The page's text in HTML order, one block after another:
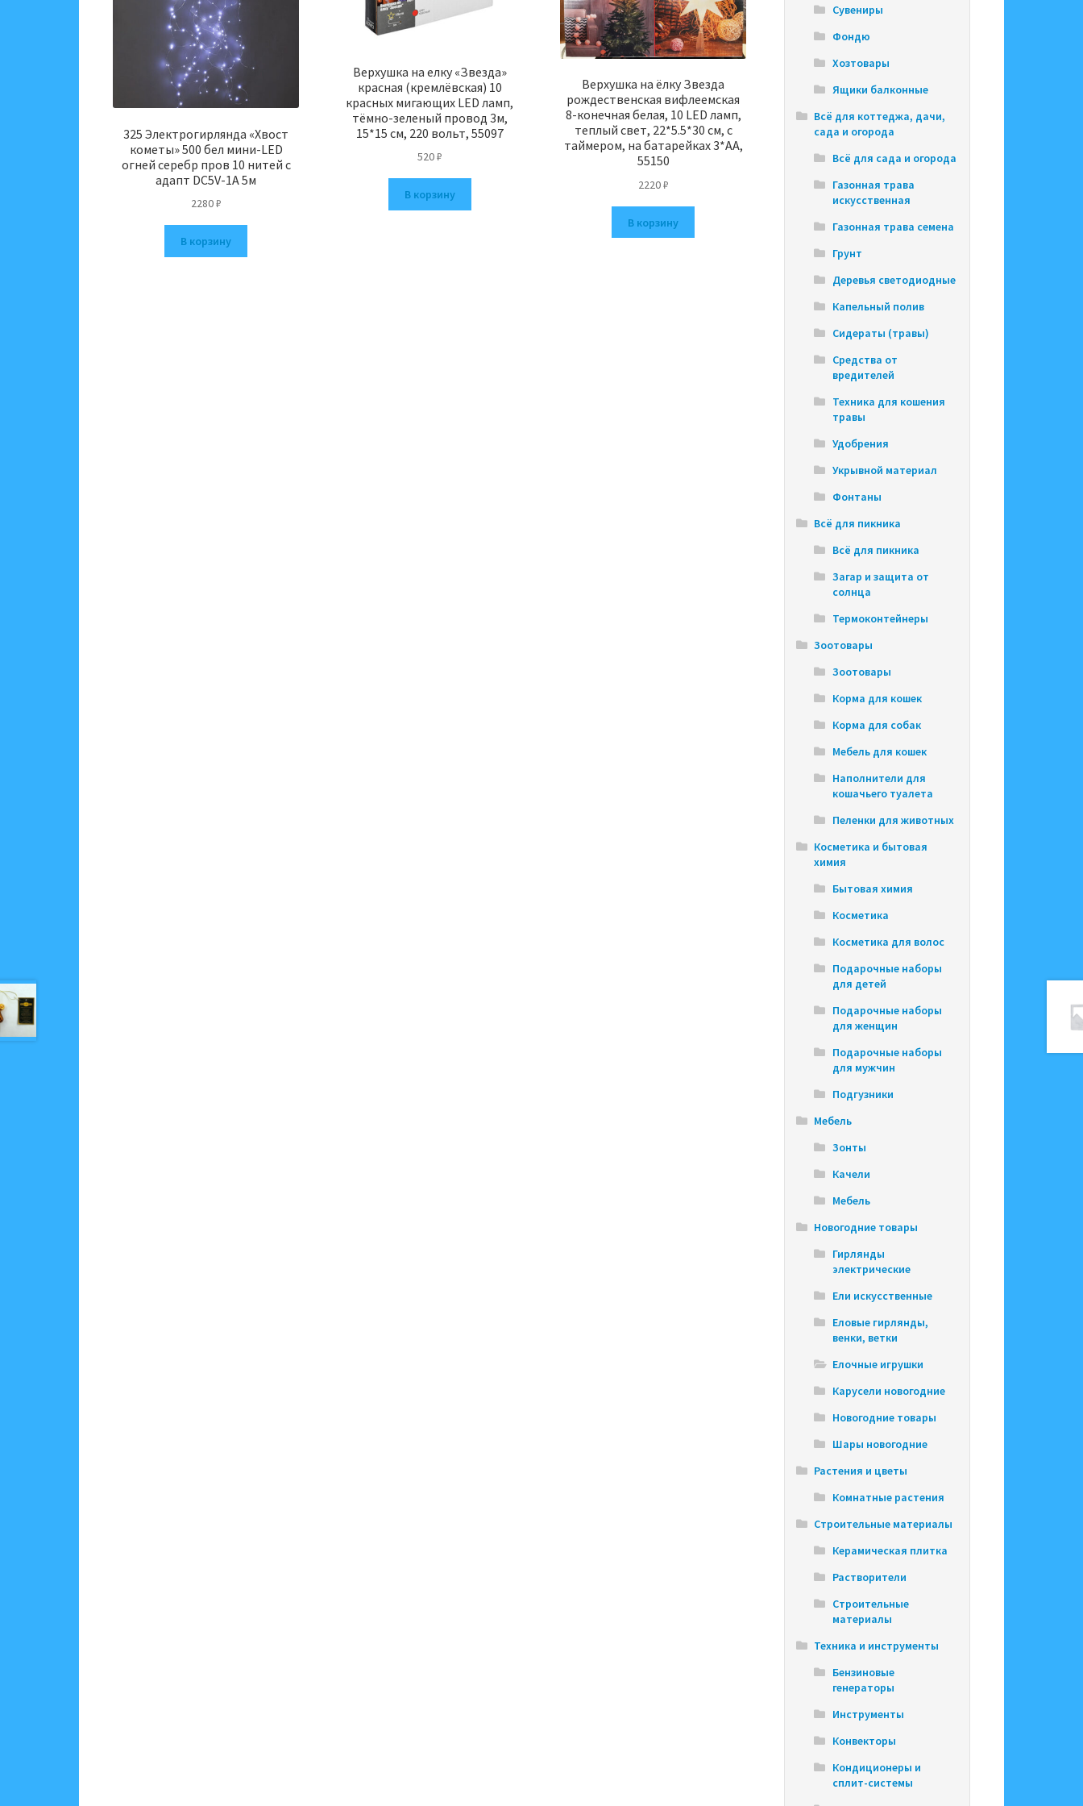
325 Электрогирлянда «Хвост
кометы» 500 бел мини-LED
огней серебр пров 10 нитей с
адапт DC5V-1А 5м
2280₽
В корзину
Верхушка на елку «Звезда»
красная (кремлёвская) 10
красных мигающих LED ламп,
тёмно-зеленый провод 3м,
15*15 см, 220 вольт, 55097
520₽
В корзину
Верхушка на ёлку Звезда
рождественская вифлеемская
8-конечная белая, 10 LED ламп,
теплый свет, 22*5.5*30 см, с
таймером, на батарейках 3*АА,
55150
2220₽
В корзину
Сувениры
Фондю
Хозтовары
Ящики балконные
Всё для коттеджа, дачи,
сада и огорода
Всё для сада и огорода
Газонная трава
искусственная
Газонная трава семена
Грунт
Деревья светодиодные
Капельный полив
Сидераты (травы)
Средства от
вредителей
Техника для кошения
травы
Удобрения
Укрывной материал
Фонтаны
Всё для пикника
Всё для пикника
Загар и защита от
солнца
Термоконтейнеры
Зоотовары
Зоотовары
Корма для кошек
Корма для собак
Мебель для кошек
Наполнители для
кошачьего туалета
Пеленки для животных
Косметика и бытовая
химия
Бытовая химия
Косметика
Косметика для волос
Подарочные наборы
для детей
Подарочные наборы
для женщин
Подарочные наборы
для мужчин
Подгузники
Мебель
Зонты
Качели
Мебель
Новогодние товары
Гирлянды
электрические
Ели искусственные
Еловые гирлянды,
венки, ветки
Елочные игрушки
Карусели новогодние
Новогодние товары
Шары новогодние
Растения и цветы
Комнатные растения
Строительные материалы
Керамическая плитка
Растворители
Строительные
материалы
Техника и инструменты
Бензиновые
генераторы
Инструменты
Конвекторы
Кондиционеры и
сплит-системы